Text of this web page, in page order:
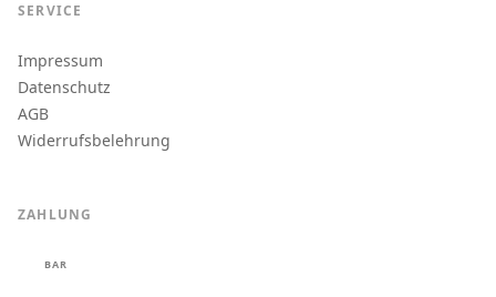
SERVICE
Impressum
Datenschutz
AGB
Widerrufsbelehrung
ZAHLUNG
BAR